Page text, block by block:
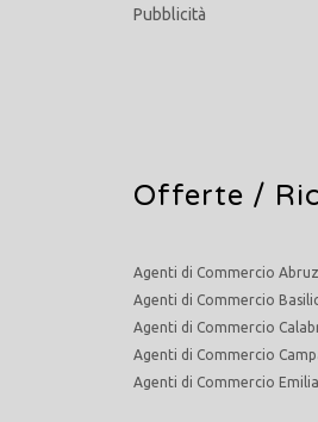
Pubblicità
Offerte /
Agenti di Commercio
Agenti di Commercio
Agenti di Commercio
Agenti di Commercio
Agenti di Commercio